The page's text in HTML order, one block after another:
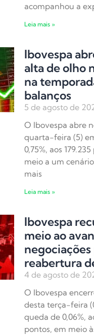
acompanhou a
Leia mais »
Ibovespa
alta de olho
na
balanços
5 de agosto de
O Ibovespa abre
quarta-feira (5)
0,75%, aos
meio a um
mais
Leia mais »
Ibovespa
meio ao
negociações
reabertura
4 de agosto de
O Ibovespa
desta terça-feira
queda de 0,06%,
pontos, em meio